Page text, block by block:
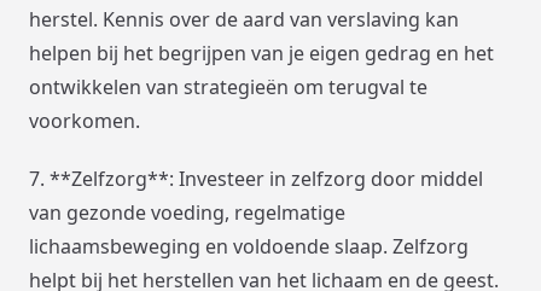
herstel. Kennis over de aard van verslaving kan
helpen bij het begrijpen van je eigen gedrag en het
ontwikkelen van strategieën om terugval te
voorkomen.
7. **Zelfzorg**: Investeer in zelfzorg door middel
van gezonde voeding, regelmatige
lichaamsbeweging en voldoende slaap. Zelfzorg
helpt bij het herstellen van het lichaam en de geest.